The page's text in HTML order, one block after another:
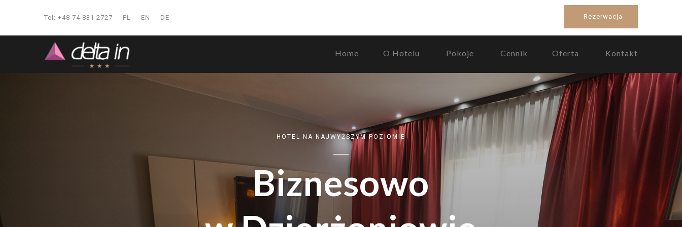
Tel: +48 74 831 2727 PL EN DE Rezerwacja
Home O Hotelu Pokoje Cennik Oferta Kontakt
Biznesowo
HOTEL NA NAJWYŻSZYM POZIOMIE